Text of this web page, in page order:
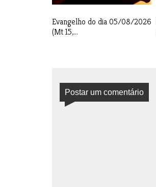
Evangelho do dia 05/08/2026
(Mt 15,...
Postar um comentário